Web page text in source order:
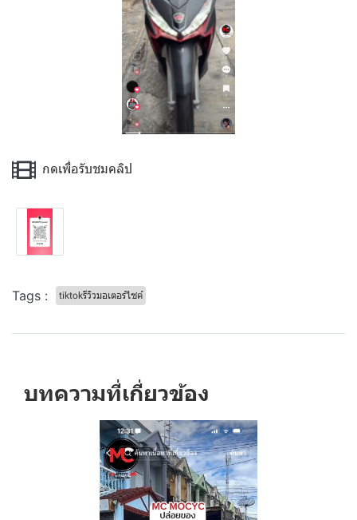
กดเพื่อรับชมคลิป
Tags : tiktokรีวิวมอเตอร์ไซค์
บทความที่เกี่ยวข้อง